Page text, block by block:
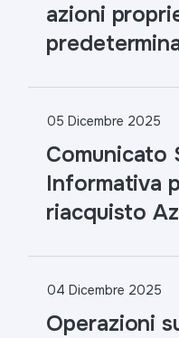
azioni
05 Dicembre 2025
Comunicato
Informativa
riacquisto
04 Dicembre 2025
Operazioni